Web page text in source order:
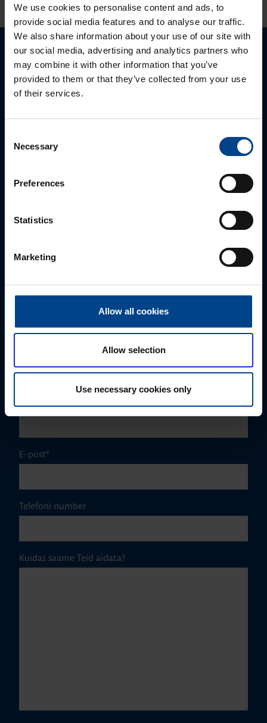
We use cookies to personalise content and ads, to
provide social media features and to analyse our traffic.
We also share information about your use of our site with
our social media, advertising and analytics partners who
may combine it with other information that you’ve
provided to them or that they’ve collected from your use
of their services.
Selection
Necessary
Preferences
Statistics
Marketing
Allow all cookies
Allow selection
Use necessary cookies only
Palun võtke meiega ühendust
+372 56560000
mark.milvek@utugroup.com
Eesnimi*
E-post*
Telefoni number
Kuidas saame Teid aidata?